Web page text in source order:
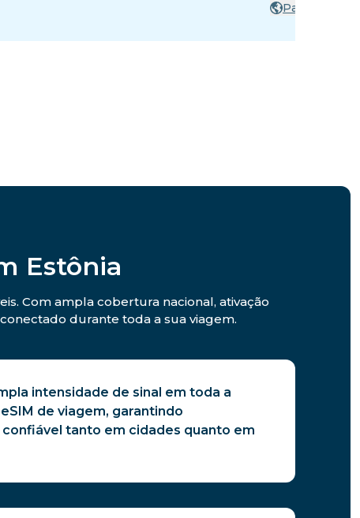
Países
Estônia
Com ampla cobertura nacional, ativação
durante toda a sua viagem.
intensidade de sinal em toda a
de viagem, garantindo
tanto em cidades quanto em